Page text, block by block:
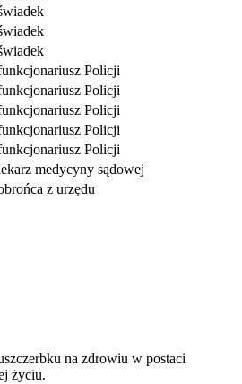
Policji
Policji
Policji
Policji
Policji
medycyny sądowej
z urzędu
na zdrowiu w postaci
życiu.